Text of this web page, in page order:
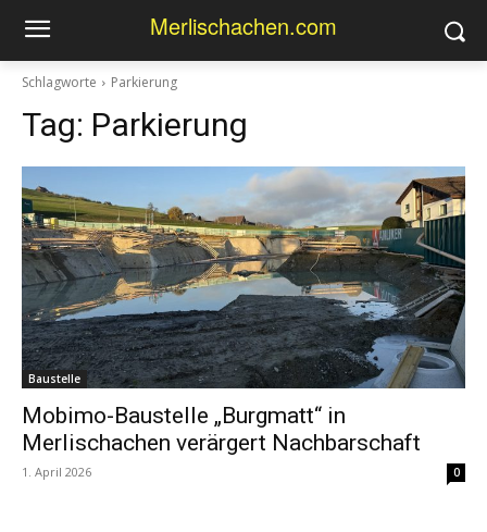
Merlischachen.com
Schlagworte Parkierung
Tag: Parkierung
Baustelle
Mobimo-Baustelle „Burgmatt“ in
Merlischachen verärgert Nachbarschaft
1. April 2026 0